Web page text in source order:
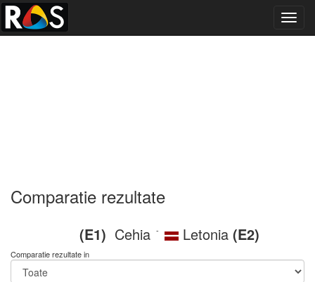
Comparatie rezultate
(E1) Cehia - Letonia (E2)
Comparatie rezultate in